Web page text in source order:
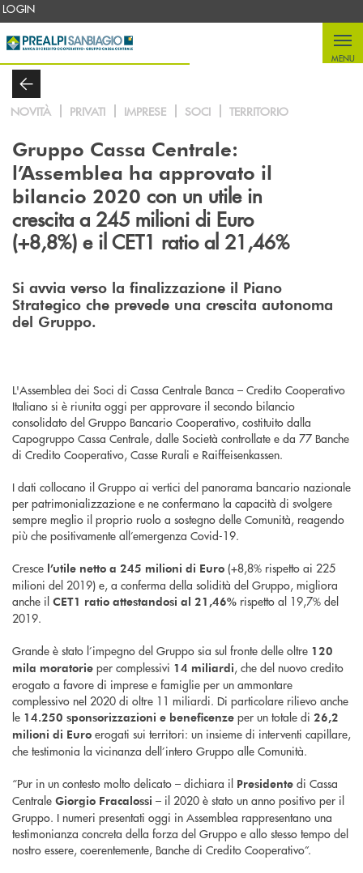
Salta al contenuto principale
LOGIN
MENU
NOVITÀ PRIVATI IMPRESE SOCI TERRITORIO
Gruppo Cassa Centrale:
l’Assemblea ha approvato il
bilancio 2020 con un utile in
crescita a 245 milioni di Euro
(+8,8%) e il CET1 ratio al 21,46%
Si avvia verso la finalizzazione il Piano
Strategico che prevede una crescita autonoma
del Gruppo.
L'Assemblea dei Soci di Cassa Centrale Banca – Credito Cooperativo
Italiano si è riunita oggi per approvare il secondo bilancio
consolidato del Gruppo Bancario Cooperativo, costituito dalla
Capogruppo Cassa Centrale, dalle Società controllate e da 77 Banche
di Credito Cooperativo, Casse Rurali e Raiffeisenkassen.
I dati collocano il Gruppo ai vertici del panorama bancario nazionale
per patrimonializzazione e ne confermano la capacità di svolgere
sempre meglio il proprio ruolo a sostegno delle Comunità, reagendo
più che positivamente all’emergenza Covid-19.
Cresce l’utile netto a 245 milioni di Euro (+8,8% rispetto ai 225
milioni del 2019) e, a conferma della solidità del Gruppo, migliora
anche il CET1 ratio attestandosi al 21,46% rispetto al 19,7% del
2019.
Grande è stato l’impegno del Gruppo sia sul fronte delle oltre 120
mila moratorie per complessivi 14 miliardi, che del nuovo credito
erogato a favore di imprese e famiglie per un ammontare
complessivo nel 2020 di oltre 11 miliardi. Di particolare rilievo anche
le 14.250 sponsorizzazioni e beneficenze per un totale di 26,2
milioni di Euro erogati sui territori: un insieme di interventi capillare,
che testimonia la vicinanza dell’intero Gruppo alle Comunità.
“Pur in un contesto molto delicato – dichiara il Presidente di Cassa
Centrale Giorgio Fracalossi – il 2020 è stato un anno positivo per il
Gruppo. I numeri presentati oggi in Assemblea rappresentano una
testimonianza concreta della forza del Gruppo e allo stesso tempo del
nostro essere, coerentemente, Banche di Credito Cooperativo”.